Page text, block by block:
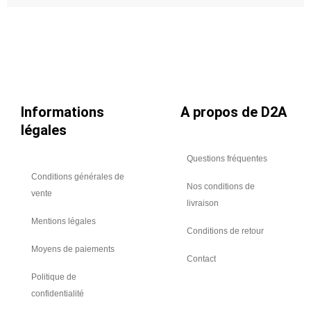
Informations
légales
Conditions générales de
vente
Mentions légales
Moyens de paiements
Politique de
confidentialité
A propos de D2A
Questions fréquentes
Nos conditions de
livraison
Conditions de retour
Contact